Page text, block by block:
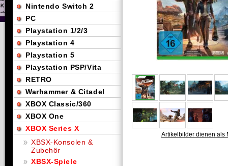
Artikelbilder dienen als
Nintendo Switch 2
PC
Playstation 1/2/3
Playstation 4
Playstation 5
Playstation PSP/Vita
RETRO
Warhammer & Citadel
XBOX Classic/360
XBOX One
XBOX Series X
XBSX-Konsolen &
Zubehör
XBSX-Spiele